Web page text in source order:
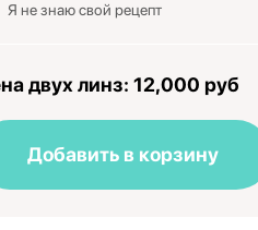
Я не знаю свой рецепт
двух линз:12,000 руб
Добавить в корзину